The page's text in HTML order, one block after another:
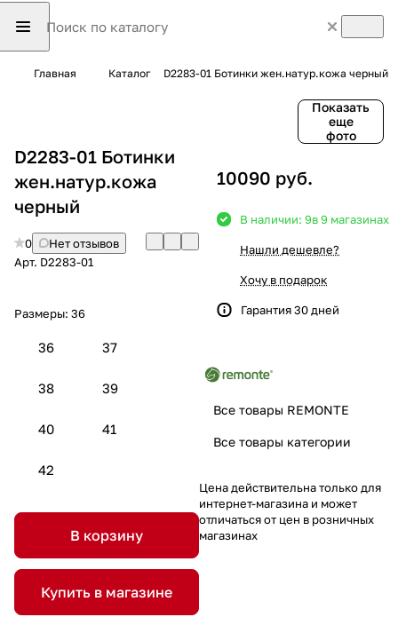
Главная Каталог D2283-01 Ботинки жен.натур.кожа черный
Показать
еще
фото
D2283-01 Ботинки
жен.натур.кожа
черный
0
Нет отзывов
Арт. D2283-01
Размеры: 36
36 37
38 39
40 41
42
В корзину
Купить в магазине
10090 руб.
В наличии: 9в 9 магазинах
Нашли дешевле?
Хочу в подарок
Гарантия 30 дней
Все товары REMONTE
Все товары категории
Цена действительна только для
интернет-магазина и может
отличаться от цен в розничных
магазинах